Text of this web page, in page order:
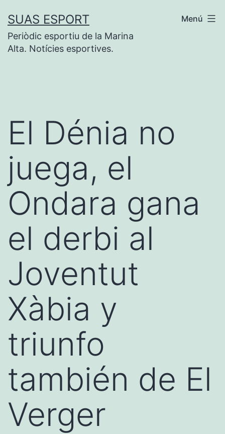
contenido
SUAS ESPORT
Periòdic esportiu de la Marina
Alta. Notícies esportives.
Menú
El Dénia no
juega, el
Ondara gana
el derbi al
Joventut
Xàbia y
triunfo
también de El
Verger